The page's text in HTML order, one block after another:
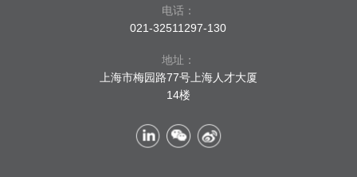
电话：
021-32511297-130
地址：
上海市梅园路77号上海人才大厦
14楼